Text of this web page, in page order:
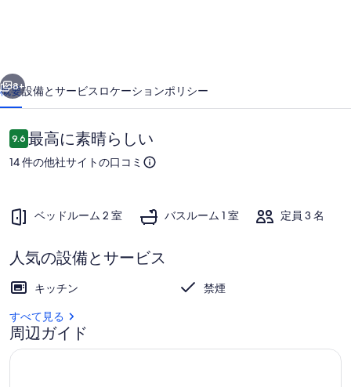
心
部
で
真
し
の
写
真
ギ
ャ
8+
概要設備とサービス ロケーションポリシー
口
コ
ミ
9.610段階中9.6
最高に素晴らしい
14 件の他社サイトの口コミ
ベッドルーム 2 室 バスルーム 1 室 定員 3 名
人気の設備とサービス
キッチン
禁煙
すべて見る
周辺ガイド